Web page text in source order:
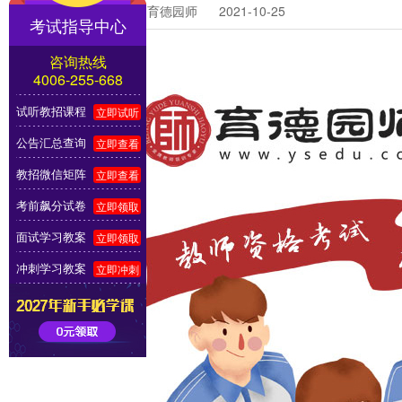
编辑：育德园师 2021-10-25
考试指导中心
咨询热线
4006-255-668
试听教招课程 立即试听
公告汇总查询 立即查看
教招微信矩阵 立即查看
考前飙分试卷 立即领取
面试学习教案 立即领取
冲刺学习教案 立即冲刺